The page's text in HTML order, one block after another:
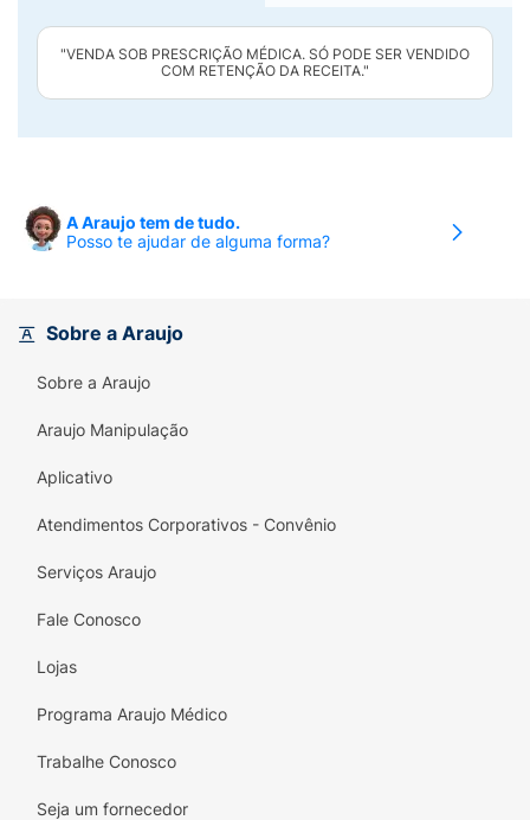
"VENDA SOB PRESCRIÇÃO MÉDICA. SÓ PODE SER VENDIDO
COM RETENÇÃO DA RECEITA."
A Araujo tem de tudo.
Posso te ajudar de alguma forma?
Sobre a Araujo
Sobre a Araujo
Araujo Manipulação
Aplicativo
Atendimentos Corporativos - Convênio
Serviços Araujo
Fale Conosco
Lojas
Programa Araujo Médico
Trabalhe Conosco
Seja um fornecedor